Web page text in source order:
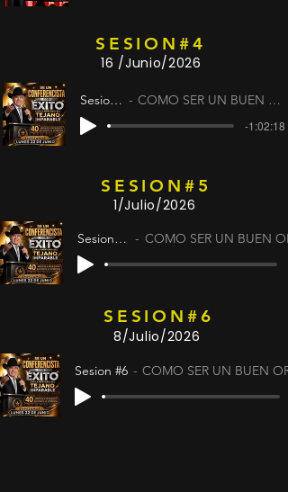
SESION#4
16 /Junio/2026
Sesion #4 COMO SER UN BUEN ORADOR
-1:02:18
SESION#5
1/Julio/2026
Sesion #5 COMO SER UN BUEN
SESION#6
8/Julio/2026
Sesion #6 COMO SER UN BUEN